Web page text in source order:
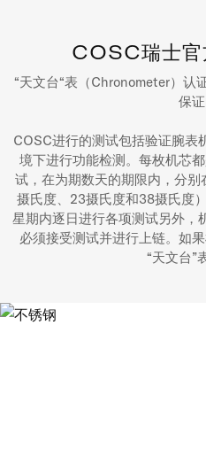
COSC瑞士官
“天文台“表（Chronometer）认
保证
COSC进行的测试包括验证腕表
境下进行功能检测。每枚机芯
试，在为期数天的期限内，分
摄氏度、23摄氏度和38摄氏度
星期内逐日进行各项测试另外，
必须接受测试并进行上链。如
“天文台”